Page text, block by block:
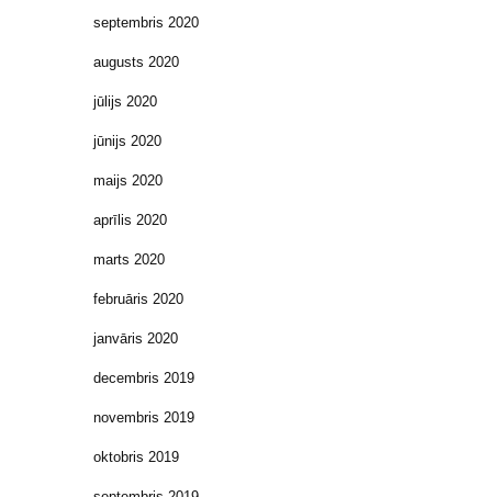
septembris 2020
augusts 2020
jūlijs 2020
jūnijs 2020
maijs 2020
aprīlis 2020
marts 2020
februāris 2020
janvāris 2020
decembris 2019
novembris 2019
oktobris 2019